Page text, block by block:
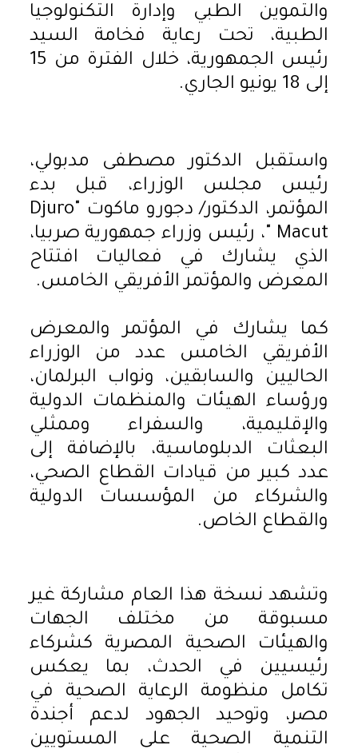
والتموين الطبي وإدارة التكنولوجيا
الطبية، تحت رعاية فخامة السيد
رئيس الجمهورية، خلال الفترة من 15
إلى 18 يونيو الجاري.
واستقبل الدكتور مصطفى مدبولي،
رئيس مجلس الوزراء، قبل بدء
المؤتمر، الدكتور/ دجورو ماكوت "Djuro
Macut "، رئيس وزراء جمهورية صربيا،
الذي يشارك في فعاليات افتتاح
المعرض والمؤتمر الأفريقي الخامس.
كما يشارك في المؤتمر والمعرض
الأفريقي الخامس عدد من الوزراء
الحاليين والسابقين، ونواب البرلمان،
ورؤساء الهيئات والمنظمات الدولية
والإقليمية، والسفراء وممثلي
البعثات الدبلوماسية، بالإضافة إلى
عدد كبير من قيادات القطاع الصحي،
والشركاء من المؤسسات الدولية
والقطاع الخاص.
وتشهد نسخة هذا العام مشاركة غير
مسبوقة من مختلف الجهات
والهيئات الصحية المصرية كشركاء
رئيسيين في الحدث، بما يعكس
تكامل منظومة الرعاية الصحية في
مصر، وتوحيد الجهود لدعم أجندة
التنمية الصحية على المستويين